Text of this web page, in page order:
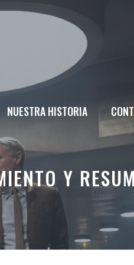
NUESTRA HISTORIA
Y